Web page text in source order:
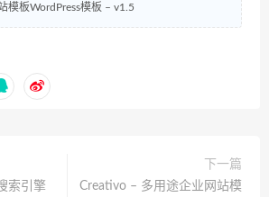
模板WordPress模板 – v1.5
索引擎
下一篇
Creativo – 多用途企业网站模